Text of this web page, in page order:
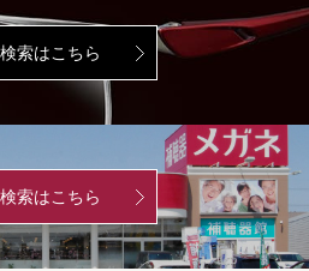
索はこちら
索はこちら